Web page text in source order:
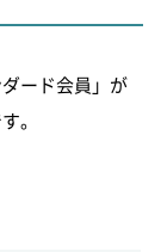
ード会員」が
。